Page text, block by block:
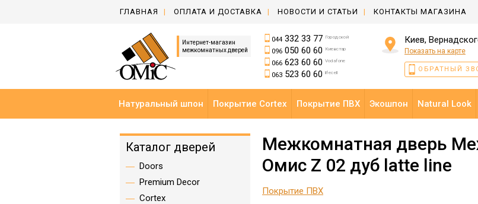
ГЛАВНАЯ ОПЛАТА И ДОСТАВКА НОВОСТИ И СТАТЬИ КОНТАКТЫ МАГАЗИНА
Интернет-магазин
межкомнатных дверей
Киев,
Показать на карте
ОБРАТНЫЙ
044332 33 77 Городской
096050 60 60 Киевстар
066623 60 60 Vodafone
063523 60 60 lifecell
Натуральный шпон Покрытие Cortex Покрытие ПВХ Экошпон Natural Look
Межкомнатная дверь
Омис Z 02 дуб latte line
Покрытие ПВХ
Каталог дверей
Doors
Premium Decor
Cortex